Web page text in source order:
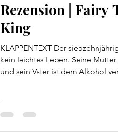
Rezension | Fairy
King
KLAPPENTEXT Der
kein leichtes Leben. Seine Mutter
und sein Vater ist dem Alkohol
schließlich auf eine
fremde Welt führt. Dort treiben
Unwesen. Die unterdrückten